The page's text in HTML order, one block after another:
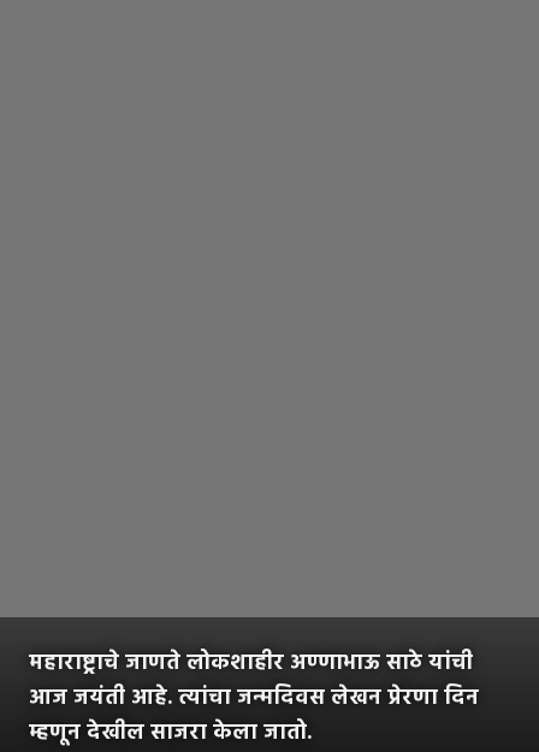
महाराष्ट्राचे जाणते लोकशाहीर अण्णाभाऊ साठे यांची
आज जयंती आहे. त्यांचा जन्मदिवस लेखन प्रेरणा दिन
म्हणून देखील साजरा केला जातो.